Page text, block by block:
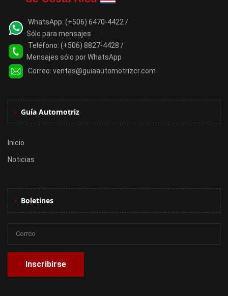
WhatsApp: (+506) 6470-4422 /
Sólo para mensajes
Teléfono: (+506) 8827-4428 /
Mensajes sólo por WhatsApp
Correo: ventas@guiaautomotrizcr.com
Guía Automotriz
Inicio
Noticias
Boletines